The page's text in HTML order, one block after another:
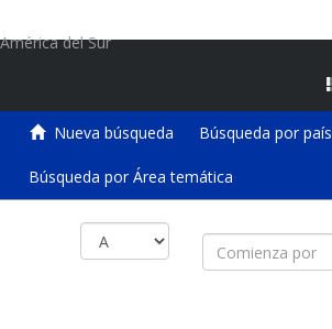
América del Sur
Nueva búsqueda Búsqueda por país
Búsqueda por Área temática